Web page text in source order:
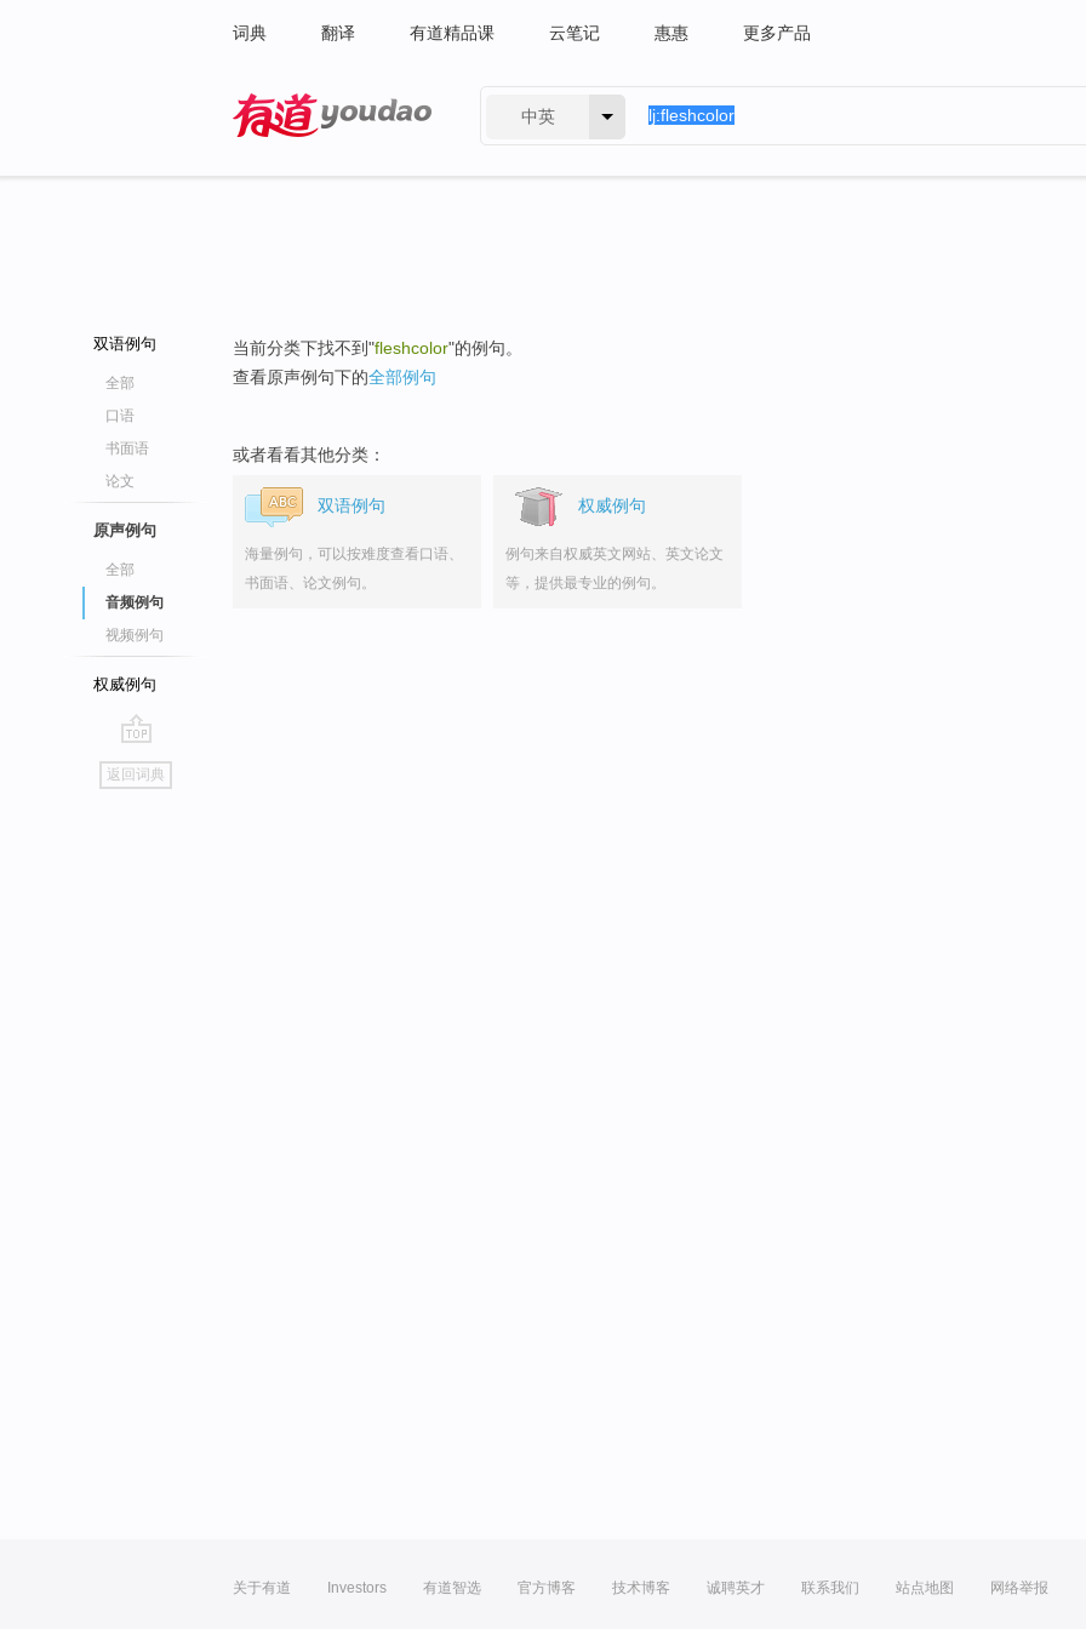
词典 翻译 有道精品课 云笔记 惠惠 更多产品
中英
双语例句
全部
口语
书面语
论文
原声例句
全部
音频例句
视频例句
权威例句
go
top
返回词典
当前分类下找不到"fleshcolor"的例句。
查看原声例句下的全部例句
或者看看其他分类：
双语例句
海量例句，可以按难度查看口语、
书面语、论文例句。
权威例句
例句来自权威英文网站、英文论文
等，提供最专业的例句。
关于有道 Investors 有道智选 官方博客 技术博客 诚聘英才 联系我们 站点地图 网络举报